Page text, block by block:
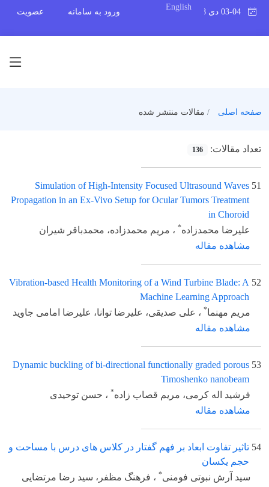
English
ورود به سامانه عضویت
صفحه اصلی مقالات منتشر شده
تعداد مقالات: 136
51
Simulation of High-Intensity Focused Ultrasound Waves
Propagation in an Ex-Vivo Setup for Ocular Tumors Treatment
in Choroid
علیرضا محمدزاده* ، مریم محمدزاده، محمدباقر شیران
مشاهده مقاله
52
Vibration-based Health Monitoring of a Wind Turbine Blade: A
Machine Learning Approach
مریم مهنما* ، علی صدیقی، علیرضا توانا، علیرضا امامی جاوید
مشاهده مقاله
53
Dynamic buckling of bi-directional functionally graded porous
Timoshenko nanobeam
فرشید اله کرمی، مریم قصاب زاده* ، حسن توحیدی
مشاهده مقاله
54 تاثیر تفاوت ابعاد بر فهم گفتار در کلاس های درس با مساحت و
حجم یکسان
سید آرش نبوتی فومنی* ، فرهنگ مظفر، سید رضا مرتضایی